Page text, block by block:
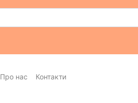
Про нас Контакти